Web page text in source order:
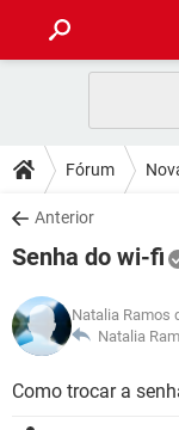
CELULAR
OUTLOOK
INSTAGRAM
GUIA DE COMPRAS
DICAS
JOGOS
INSTAGRAM
GUIA DE COMPRAS
DOWNLOADS
JOGOS
CELULAR
OUTLOOK
JOGOS
CELULAR
OUTLOOK
GLOSSÁRIO
Fórum
Anterior
Senha do wi-fi
Natalia Ramos
Natalia
Como trocar a